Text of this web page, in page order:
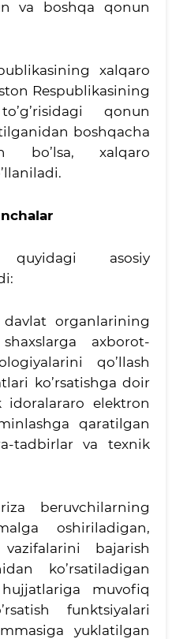
va boshqa qonun
xalqaro
Respublikasining
qonun
boshqacha
bo’lsa, xalqaro
asosiy
organlarining
axborot-
qo’llash
ko’rsatishga doir
idoralararo elektron
qaratilgan
tadbirlar va texnik
beruvchilarning
oshiriladigan,
bajarish
ko’rsatiladigan
muvofiq
funktsiyalari
yuklatilgan